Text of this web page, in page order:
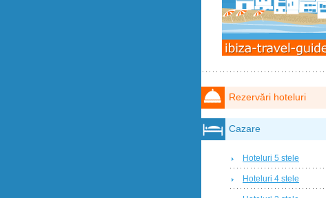
Rezervări hoteluri
Cazare
Hoteluri 5 stele
Hoteluri 4 stele